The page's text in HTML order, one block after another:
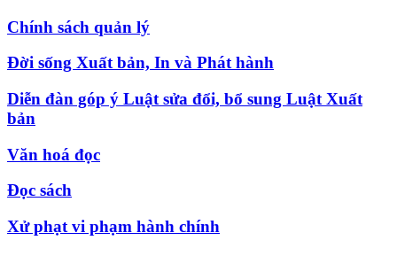
Chính sách quản lý
Đời sống Xuất bản, In và Phát hành
Diễn đàn góp ý Luật sửa đổi, bổ sung Luật Xuất
bản
Văn hoá đọc
Đọc sách
Xử phạt vi phạm hành chính